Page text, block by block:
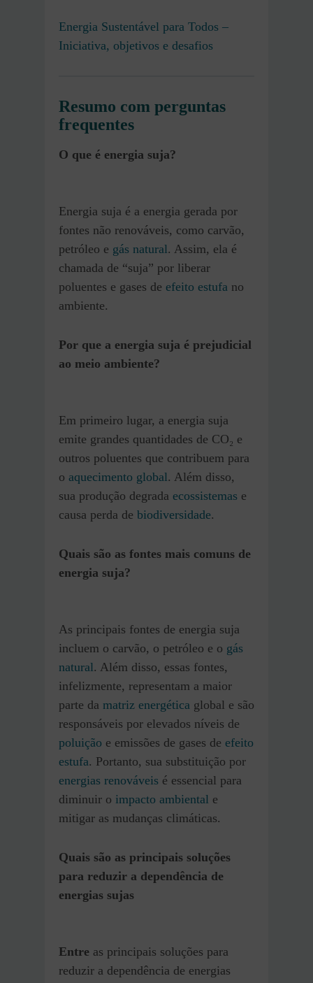
Energia Sustentável para Todos –
Iniciativa, objetivos e desafios
Resumo com perguntas
frequentes
O que é energia suja?
Energia suja é a energia gerada por
fontes não renováveis, como carvão,
petróleo e gás natural. Assim, ela é
chamada de “suja” por liberar
poluentes e gases de efeito estufa no
ambiente.
Por que a energia suja é prejudicial
ao meio ambiente?
Em primeiro lugar, a energia suja
emite grandes quantidades de CO₂ e
outros poluentes que contribuem para
o aquecimento global. Além disso,
sua produção degrada ecossistemas e
causa perda de biodiversidade.
Quais são as fontes mais comuns de
energia suja?
As principais fontes de energia suja
incluem o carvão, o petróleo e o gás
natural. Além disso, essas fontes,
infelizmente, representam a maior
parte da matriz energética global e são
responsáveis por elevados níveis de
poluição e emissões de gases de efeito
estufa. Portanto, sua substituição por
energias renováveis é essencial para
diminuir o impacto ambiental e
mitigar as mudanças climáticas.
Quais são as principais soluções
para reduzir a dependência de
energias sujas
Entre as principais soluções para
reduzir a dependência de energias